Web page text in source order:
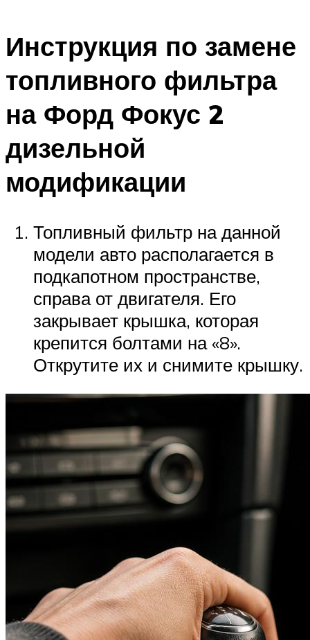
Инструкция по замене
топливного фильтра
на Форд Фокус 2
дизельной
модификации
Топливный фильтр на данной
модели авто располагается в
подкапотном пространстве,
справа от двигателя. Его
закрывает крышка, которая
крепится болтами на «8».
Открутите их и снимите крышку.